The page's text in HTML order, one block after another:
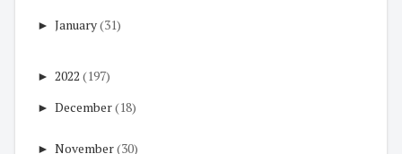
► January(31)
► 2022 (197)
► December(18)
► November(30)